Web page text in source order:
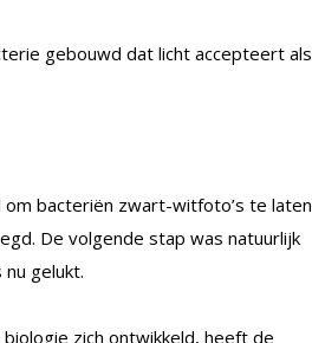
gebouwd dat licht accepteert als
bacteriën zwart-witfoto’s te laten
De volgende stap was natuurlijk
gelukt.
zich ontwikkeld, heeft de